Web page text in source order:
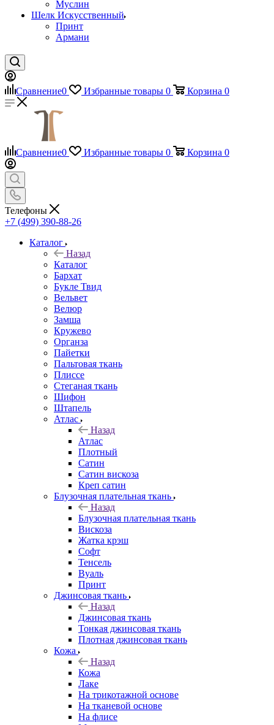
Муслин
Шелк Искусственный
Принт
Армани
Сравнение0 Избранные товары 0 Корзина 0
Сравнение0 Избранные товары 0 Корзина 0
Телефоны
+7 (499) 390-88-26
Каталог
Назад
Каталог
Бархат
Букле Твид
Вельвет
Велюр
Замша
Кружево
Органза
Пайетки
Пальтовая ткань
Плиссе
Стеганая ткань
Шифон
Штапель
Атлас
Назад
Атлас
Плотный
Сатин
Сатин вискоза
Креп сатин
Блузочная плательная ткань
Назад
Блузочная плательная ткань
Вискоза
Жатка крэш
Софт
Тенсель
Вуаль
Принт
Джинсовая ткань
Назад
Джинсовая ткань
Тонкая джинсовая ткань
Плотная джинсовая ткань
Кожа
Назад
Кожа
Лаке
На трикотажной основе
На тканевой основе
На флисе